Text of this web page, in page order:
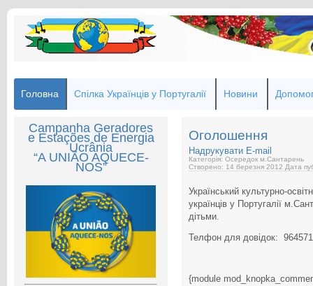
Головна Спілка Українців у Португалії Новини
Campanha Geradores
e Estações de Energia
Ucrânia
“A UNIÃO AQUECE-
NOS”
Оголошення
Надрукувати E-mail
Категорія: Осередок м.Сантарень
Створено: 14 березня 2012 Дата
Український культурно-
українців у Португалії
дітьми.
Телфон для довідок:
{module